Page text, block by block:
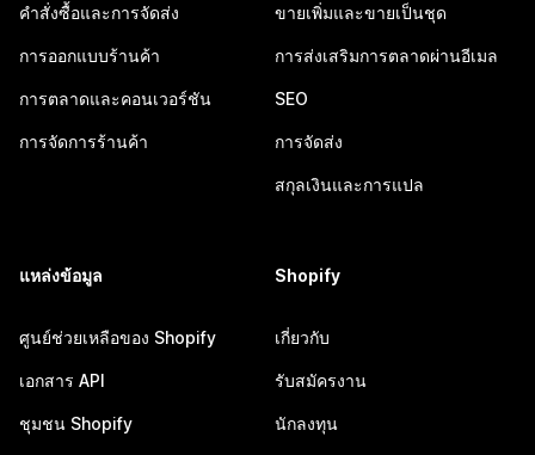
คำสั่งซื้อและการจัดส่ง
การออกแบบร้านค้า
การตลาดและคอนเวอร์ชัน
การจัดการร้านค้า
ขายเพิ่มและขายเป็นชุด
การส่งเสริมการตลาดผ่านอีเมล
SEO
การจัดส่ง
สกุลเงินและการแปล
แหล่งข้อมูล
ศูนย์ช่วยเหลือของ Shopify
เอกสาร API
ชุมชน Shopify
Shopify
เกี่ยวกับ
รับสมัครงาน
นักลงทุน